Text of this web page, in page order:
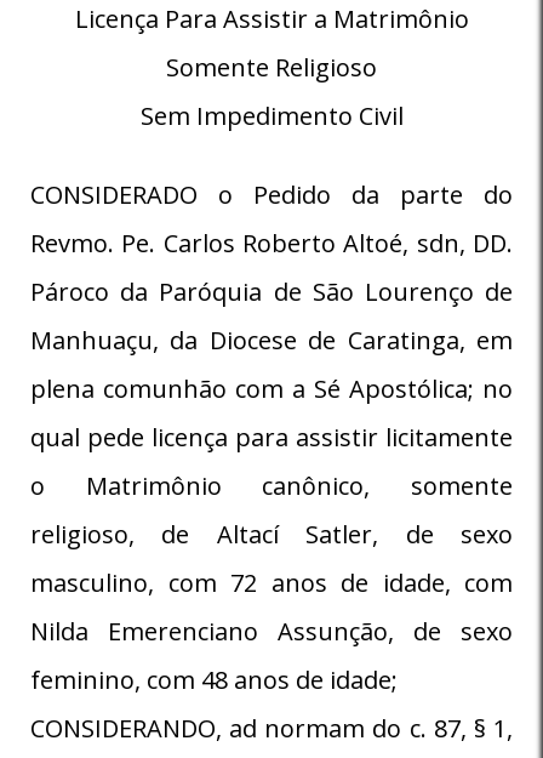
Licença Para Assistir a Matrimônio
Somente Religioso
Sem Impedimento Civil
CONSIDERADO o Pedido da parte do
Revmo. Pe. Carlos Roberto Altoé, sdn, DD.
Pároco da Paróquia de São Lourenço de
Manhuaçu, da Diocese de Caratinga, em
plena comunhão com a Sé Apostólica; no
qual pede licença para assistir licitamente
o Matrimônio canônico, somente
religioso, de Altací Satler, de sexo
masculino, com 72 anos de idade, com
Nilda Emerenciano Assunção, de sexo
feminino, com 48 anos de idade;
CONSIDERANDO, ad normam do c. 87, § 1,